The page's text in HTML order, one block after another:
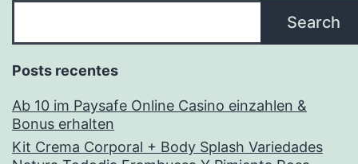
Search
Posts recentes
Ab 10 im Paysafe Online Casino einzahlen &
Bonus erhalten
Kit Crema Corporal + Body Splash Variedades